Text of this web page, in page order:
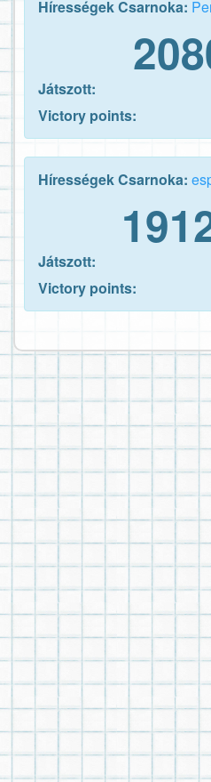
Hírességek Csarnoka:
Játszott:
Victory points:
Hírességek Csarnoka:
Játszott:
Victory points: